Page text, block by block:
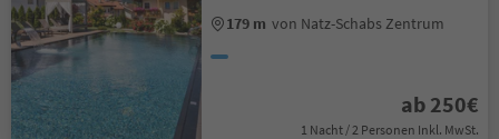
179 m von Natz-Schabs Zentrum
ab 250€
1 Nacht / 2 Personen Inkl. MwSt.